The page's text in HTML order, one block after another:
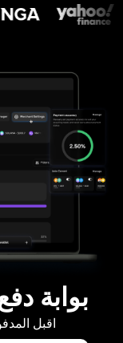
بوابة
اقبل